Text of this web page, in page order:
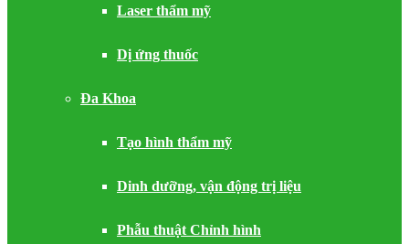
Laser thẩm mỹ
Dị ứng thuốc
Đa Khoa
Tạo hình thẩm mỹ
Dinh dưỡng, vận động trị liệu
Phẫu thuật Chỉnh hình